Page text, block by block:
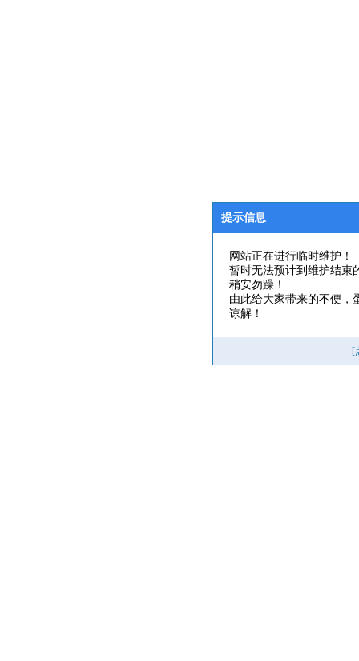
提示信息
网站正在进行临时维护！
暂时无法预计到维护结束
稍安勿躁！
由此给大家带来的不便，
谅解！
[